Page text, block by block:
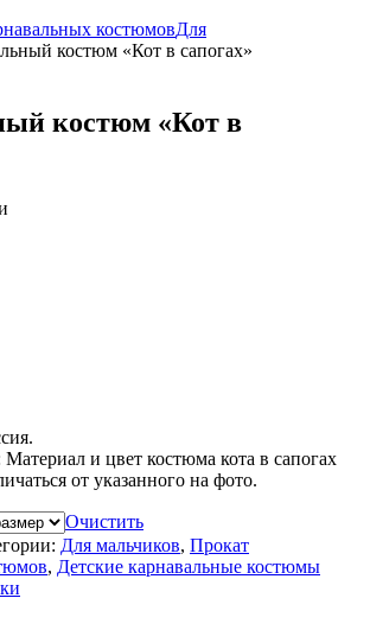
костюмовДля
костюм «Кот в сапогах»
костюм «Кот в
и цвет костюма кота в сапогах
от указанного на фото.
Очистить
Для мальчиков, Прокат
, Детские карнавальные костюмы